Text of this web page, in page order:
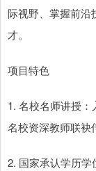
际视野、掌握前沿
才。
项目特色
1. 名校名师讲授
名校资深教师联袂
2. 国家承认学历